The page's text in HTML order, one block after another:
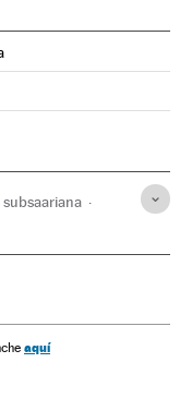
Facebook
aquí